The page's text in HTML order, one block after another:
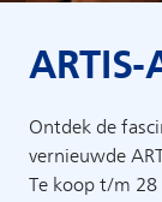
Ontdek de
vernieuwde
Te koop t/m